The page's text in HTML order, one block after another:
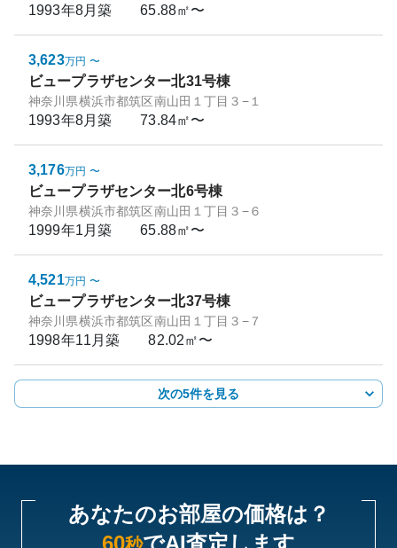
1993年8月築 65.88㎡〜
3,623万円 〜
ビュープラザセンター北31号棟
神奈川県横浜市都筑区南山田１丁目３−１
1993年8月築 73.84㎡〜
3,176万円 〜
ビュープラザセンター北6号棟
神奈川県横浜市都筑区南山田１丁目３−６
1999年1月築 65.88㎡〜
4,521万円 〜
ビュープラザセンター北37号棟
神奈川県横浜市都筑区南山田１丁目３−７
1998年11月築 82.02㎡〜
次の5件を見る
あなたのお部屋の価格は？
60
でAI査定します